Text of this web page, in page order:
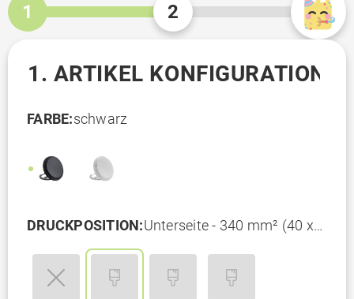
1 2
1. ARTIKEL KONFIGURATION
FARBE:schwarz
DRUCKPOSITION:Unterseite - 340 mm² (40 x